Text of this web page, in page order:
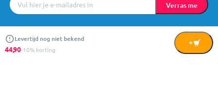
Levertijd nog niet bekend
44,90-10% korting
In
Verras me
Algemene voorwaarden Cookies © Mama Loes & Kids B.V.